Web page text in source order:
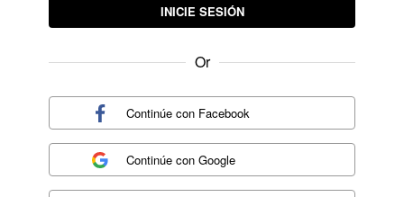
INICIE SESIÓN
Or
Continúe con Facebook
Continúe conGoogle